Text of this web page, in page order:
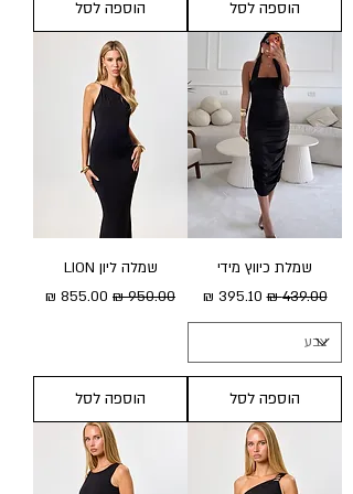
הוספה לסל הוספה לסל
שמלת כיווץ מידי
מחיר רגיל‏439.00 ‏₪ מחיר מבצע
הוספה לסל
שמלה ליון LION
מחיר רגיל
מחיר מבצע
הוספה לסל